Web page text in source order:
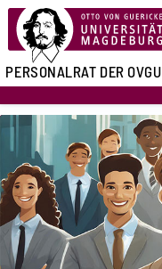
PERSONALRAT DER OVGU